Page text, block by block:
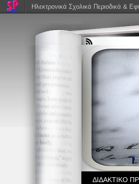
ΔΙΔΑΚΤΙΚΟ
Ηλεκτρονικά Σχολικά Περιοδικά &